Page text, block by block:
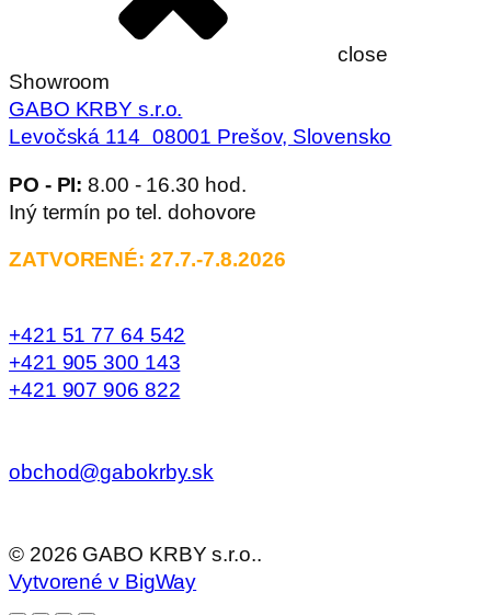
close
Showroom
GABO KRBY s.r.o.
Levočská 114 08001 Prešov, Slovensko
PO - PI: 8.00 - 16.30 hod.
Iný termín po tel. dohovore
ZATVORENÉ: 27.7.-7.8.2026
+421 51 77 64 542
+421 905 300 143
+421 907 906 822
obchod@gabokrby.sk
© 2026 GABO KRBY s.r.o..
Vytvorené v BigWay